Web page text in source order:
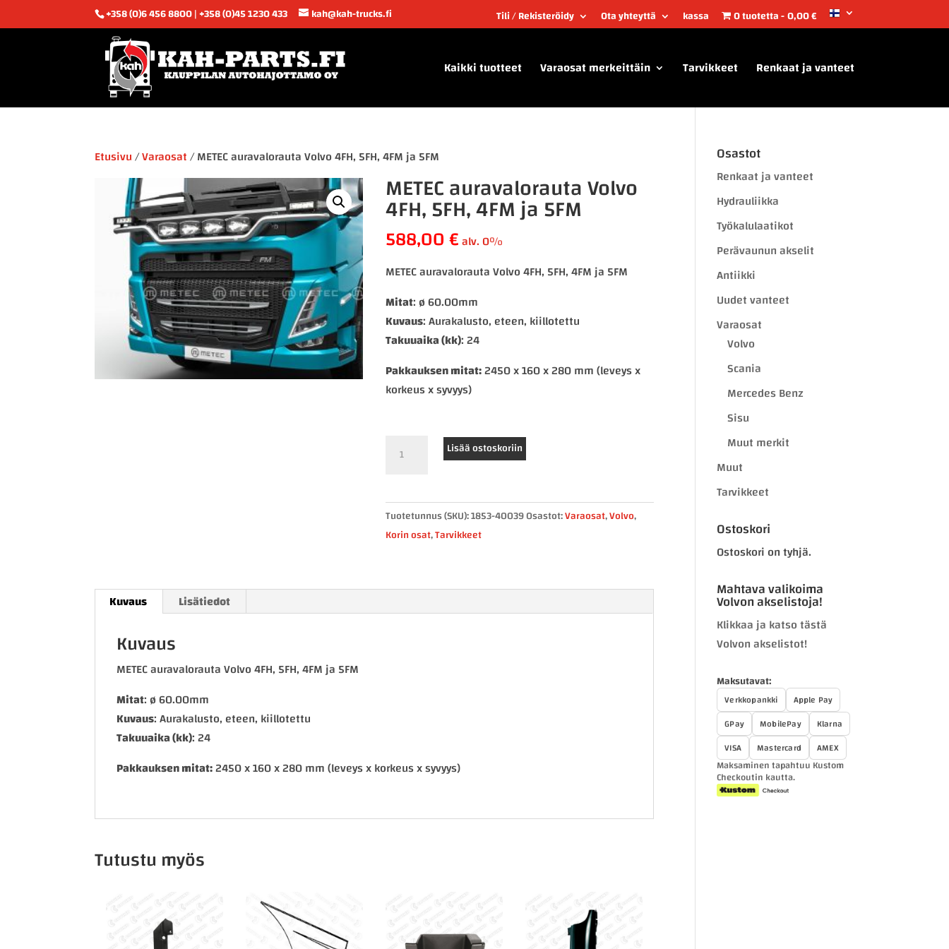
+358 (0)6 456 8800 | +358 (0)45 1230 433 kah@kah-trucks.fi Tili / Rekisteröidy Ota yhteyttä kassa 0 tuotetta 0,00 €
Kaikki tuotteet Varaosat merkeittäin Tarvikkeet Renkaat ja vanteet
Etusivu/Varaosat/ METEC auravalorauta Volvo 4FH, 5FH, 4FM ja 5FM
METEC auravalorauta Volvo
4FH, 5FH, 4FM ja 5FM
588,00€alv. 0%
METEC auravalorauta Volvo 4FH, 5FH, 4FM ja 5FM
Mitat: ø 60.00mm
Kuvaus: Aurakalusto, eteen, kiillotettu
Takuuaika (kk): 24
Pakkauksen mitat:2450 x 160 x 280 mm (leveys x
korkeus x syvyys)
auravalorauta
4FH,
5FH,
4FM
määrä
Lisää ostoskoriin
Tuotetunnus (SKU):1853-40039Osastot:Varaosat,Volvo,
Korin osat,Tarvikkeet
Kuvaus Lisätiedot
Kuvaus
METEC auravalorauta Volvo 4FH, 5FH, 4FM ja 5FM
Mitat: ø 60.00mm
Kuvaus: Aurakalusto, eteen, kiillotettu
Takuuaika (kk): 24
Pakkauksen mitat:2450 x 160 x 280 mm (leveys x korkeus x syvyys)
Tutustu myös
Osastot
Renkaat ja vanteet
Hydrauliikka
Työkalulaatikot
Perävaunun akselit
Antiikki
Uudet vanteet
Varaosat
Volvo
Scania
Mercedes Benz
Sisu
Muut merkit
Muut
Tarvikkeet
Ostoskori
Ostoskori on tyhjä.
Mahtava valikoima
Volvon akselistoja!
Klikkaa ja katso tästä
Volvon akselistot!
Maksutavat:
Verkkopankki
Apple Pay
GPay
MobilePay
Klarna
VISA
Mastercard AMEX
Maksaminen tapahtuu Kustom
Checkoutin kautta.